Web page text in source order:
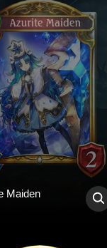
Maiden